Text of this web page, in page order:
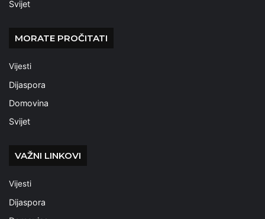
Svijet
MORATE PROČITATI
Vijesti
Dijaspora
Domovina
Svijet
VAŽNI LINKOVI
Vijesti
Dijaspora